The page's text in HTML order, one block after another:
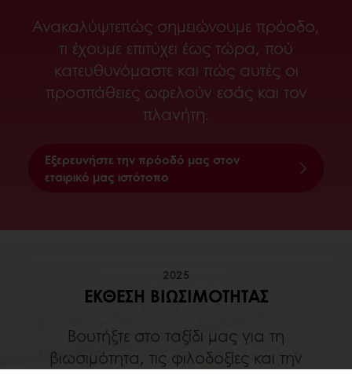
Ανακαλύψτεπώς σημειώνουμε πρόοδο,
τι έχουμε επιτύχει έως τώρα, πού
κατευθυνόμαστε και πώς αυτές οι
προσπάθειες ωφελούν εσάς και τον
πλανήτη.
Εξερευνήστε την πρόοδό μας στον
εταιρικό μας ιστότοπο
2025
ΈΚΘΕΣΗ ΒΙΩΣΙΜΌΤΗΤΑΣ
Βουτήξτε στο ταξίδι μας για τη
βιωσιμότητα, τις φιλοδοξίες και την